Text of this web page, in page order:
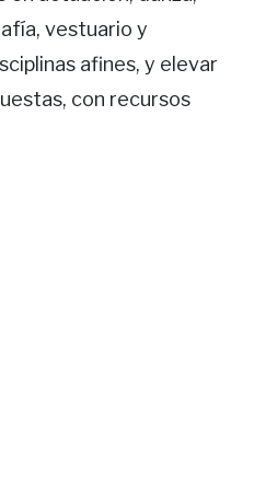
vestuario y
afines, y elevar
con recursos